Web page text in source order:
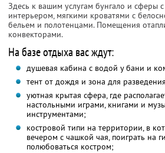
Здесь к вашим услугам бунгало и сферы
интерьером, мягкими кроватями с
бельем и полотенцами. Помещения
конвекторами.
На базе отдыха вас ждут:
душевая кабина с водой у бани и
тент от дождя и зона для
уютная крытая сфера, где
настольными играми, книгами и
инструментами;
костровой типи на территории, в
вечером с чашкой чая, поиграть на
полюбоваться костром;